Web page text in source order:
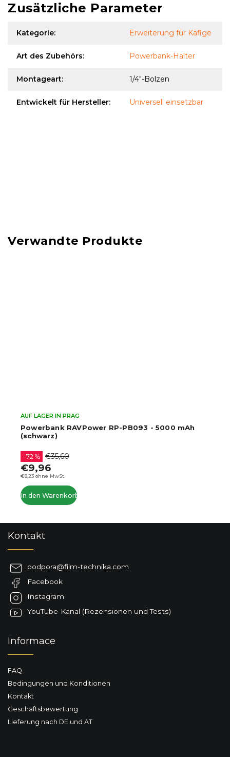
Zusätzliche Parameter
Kategorie: Erweiterung für Käfige
Art des Zubehörs: Powerbank-Halter
Montageart: 1/4"-Bolzen
Entwickelt für Hersteller: Universell einsetzbar
Verwandte Produkte
Powerbank RAVPower RP-PB093 - 5000 mAh
(schwarz)
AUF LAGER IN PRAG
€8,23 ohne MwSt.
–72 % €35,60
€9,96
In den Warenkorb
Kontakt
podpora@film-technika.com
Facebook
Instagram
YouTube-Kanal (Rezensionen und Tests)
Informace
FAQ
Bedingungen und Konditionen
Kontakt
Geschäftsbewertung
Lieferung nach DE und AT